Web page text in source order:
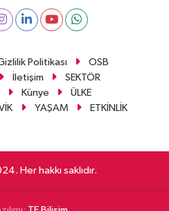
Politikası
OSB
İletişim
SEKTÖR
Künye
ÜLKE
YAŞAM ETKİNLİK
Her hakkı saklıdır.